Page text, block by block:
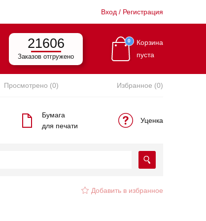
Вход / Регистрация
21606
Заказов отгружено
0
Корзина
пуста
Просмотрено (0) Избранное (0)
Бумага
для печати
Уценка
Добавить в избранное